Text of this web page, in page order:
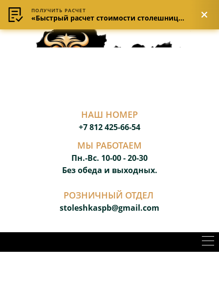
НАШ НОМЕР
+7 812 425-66-54
МЫ РАБОТАЕМ
Пн.-Вс. 10-00 - 20-30
Без обеда и выходных.
РОЗНИЧНЫЙ ОТДЕЛ
stoleshkaspb@gmail.com
ПОЛУЧИТЬ РАСЧЕТ
«Быстрый расчет стоимости столешницы»